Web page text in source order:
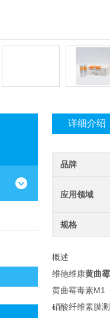
详细介绍
品牌
应用领域
规格
概述
维德维康黄曲
黄曲霉毒素M1
硝酸纤维素膜